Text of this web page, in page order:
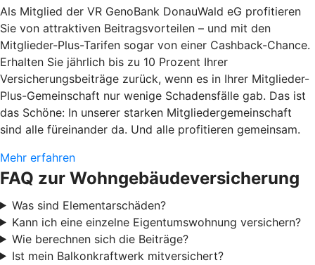
Als Mitglied der VR GenoBank DonauWald eG profitieren
Sie von attraktiven Beitragsvorteilen – und mit den
Mitglieder-Plus-Tarifen sogar von einer Cashback-Chance.
Erhalten Sie jährlich bis zu 10 Prozent Ihrer
Versicherungsbeiträge zurück, wenn es in Ihrer Mitglieder-
Plus-Gemeinschaft nur wenige Schadensfälle gab. Das ist
das Schöne: In unserer starken Mitgliedergemeinschaft
sind alle füreinander da. Und alle profitieren gemeinsam.
Mehr erfahren
FAQ zur Wohngebäudeversicherung
Was sind Elementarschäden?
Kann ich eine einzelne Eigentumswohnung versichern?
Wie berechnen sich die Beiträge?
Ist mein Balkonkraftwerk mitversichert?